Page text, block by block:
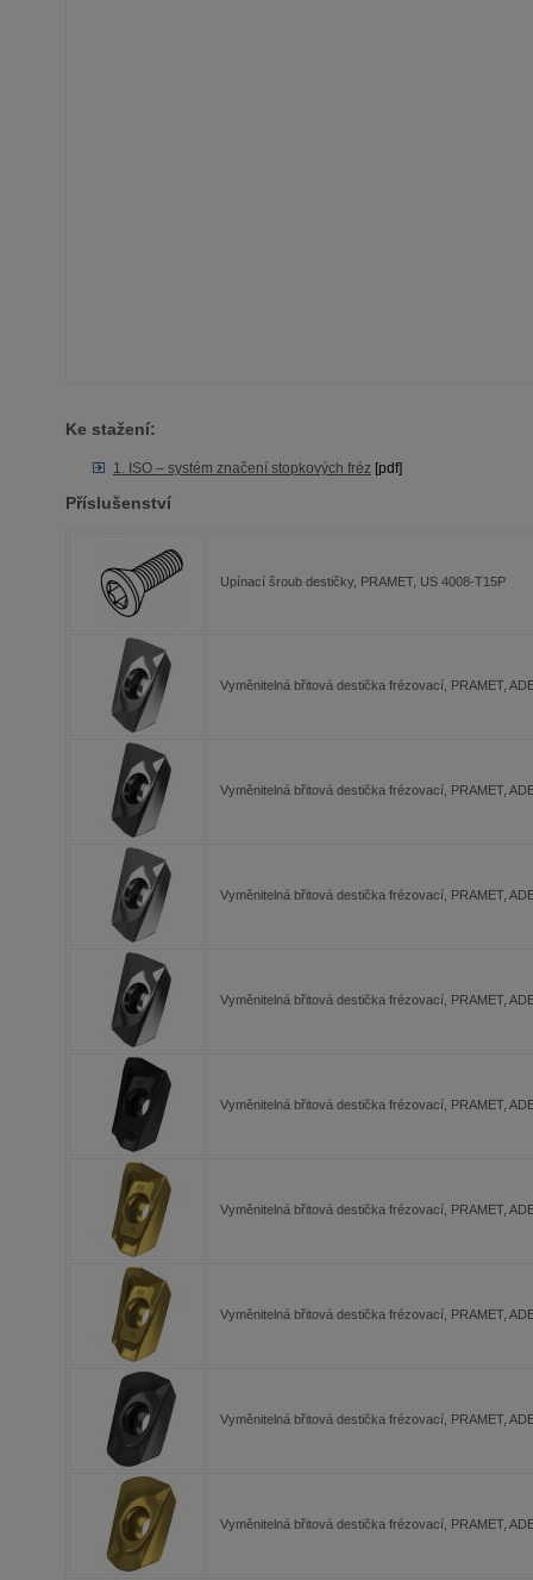
Ke stažení:
1. ISO – systém značení stopkových fréz [pdf]
Příslušenství
Upínací šroub destičky, PRAMET, US 4008-T15P
Vyměnitelná břitová destička frézovací, PRAMET,
Vyměnitelná břitová destička frézovací, PRAMET,
Vyměnitelná břitová destička frézovací, PRAMET,
Vyměnitelná břitová destička frézovací, PRAMET,
Vyměnitelná břitová destička frézovací, PRAMET,
Vyměnitelná břitová destička frézovací, PRAMET,
Vyměnitelná břitová destička frézovací, PRAMET,
Vyměnitelná břitová destička frézovací, PRAMET,
Vyměnitelná břitová destička frézovací, PRAMET,